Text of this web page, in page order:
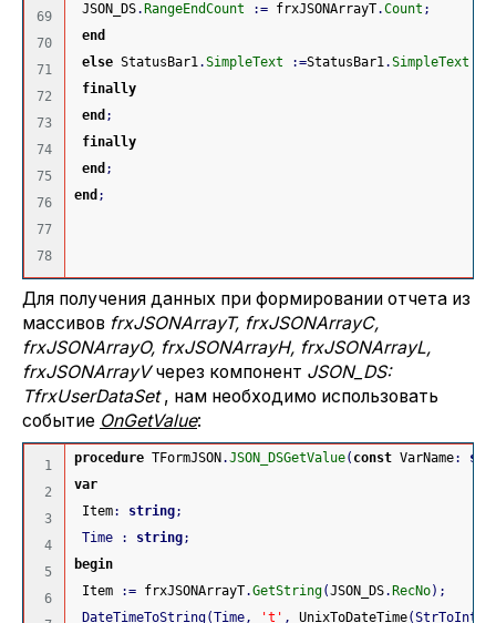
69
70
71
72
73
74
75
76
77
JSON_DS. RangeEndCount := frxJSONArrayT.Count ;
end
else StatusBar1.SimpleText :=StatusBar1.SimpleText
finally
end ;
finally
end ;
end ;
Для получения данных при формировании отчета из
массивов frxJSONArrayT, frxJSONArrayC,
frxJSONArrayO, frxJSONArrayH, frxJSONArrayL,
frxJSONArrayVчерез компонент JSON_DS:
TfrxUserDataSet, нам необходимо использовать
событие OnGetValue:
1
2
3
4
5
6
procedure TFormJSON .JSON_DSGetValue( const VarName:
var
Item: string;
Time
: string;
begin
Item
:= frxJSONArrayT.GetString(JSON_DS. RecNo) ;
DateTimeToString(Time, 't' , UnixToDateTime(StrToInt64